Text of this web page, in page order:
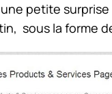
petite
sous la forme